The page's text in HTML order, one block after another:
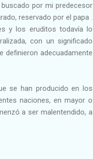
por mi predecesor
reservado por el papa .
y los eruditos todavía lo
con un significado
definieron adecuadamente
se han producido en los
naciones, en mayor o
a ser malentendido, a